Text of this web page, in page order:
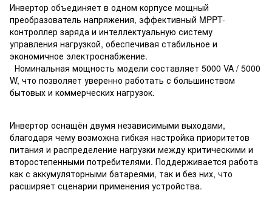
Инвертор объединяет в одном корпусе мощный
преобразователь напряжения, эффективный MPPT-
контроллер заряда и интеллектуальную систему
управления нагрузкой, обеспечивая стабильное и
экономичное электроснабжение.
Номинальная мощность модели составляет 5000 VA / 5000
W, что позволяет уверенно работать с большинством
бытовых и коммерческих нагрузок.
Инвертор оснащён двумя независимыми выходами,
благодаря чему возможна гибкая настройка приоритетов
питания и распределение нагрузки между критическими и
второстепенными потребителями. Поддерживается работа
как с аккумуляторными батареями, так и без них, что
расширяет сценарии применения устройства.